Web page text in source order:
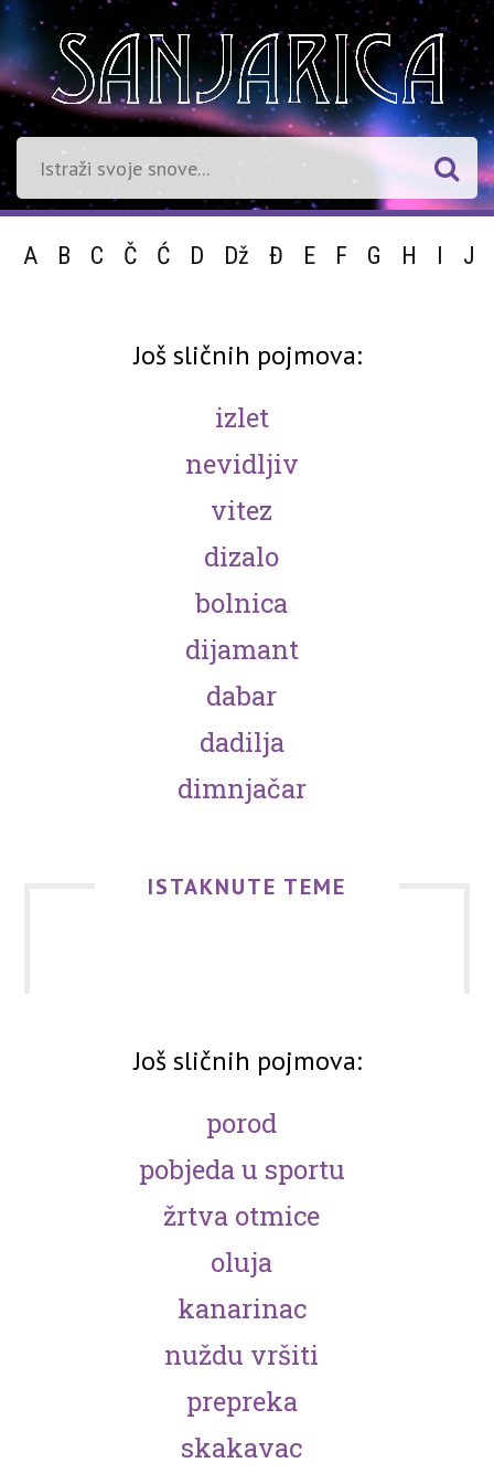
A B C Č Ć D Dž Đ E F G H I J
Još sličnih pojmova:
izlet
nevidljiv
vitez
dizalo
bolnica
dijamant
dabar
dadilja
dimnjačar
ISTAKNUTE TEME
Još sličnih pojmova:
porod
pobjeda u sportu
žrtva otmice
oluja
kanarinac
nuždu vršiti
prepreka
skakavac